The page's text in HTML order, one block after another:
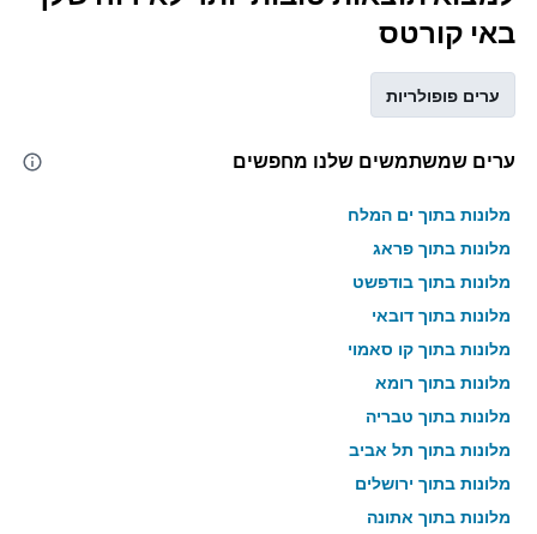
באי קורטס
ערים פופולריות
ערים שמשתמשים שלנו מחפשים
מלונות בתוך ים המלח
מלונות בתוך פראג
מלונות בתוך בודפשט
מלונות בתוך דובאי
מלונות בתוך קו סאמוי
מלונות בתוך רומא
מלונות בתוך טבריה
מלונות בתוך תל אביב
מלונות בתוך ירושלים
מלונות בתוך אתונה